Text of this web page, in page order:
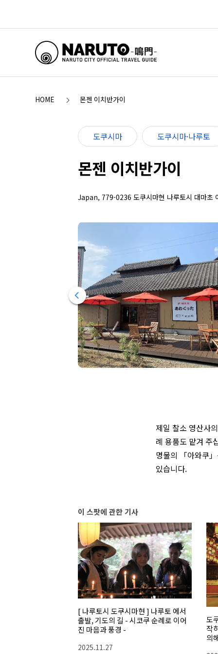
HOME 몬젠 이치반가이
도쿠시마 도쿠시마·나루토
몬젠 이치반가이
Japan, 779-0236 도쿠시마현 나루토시 대마초
제일 찰소 영산사
례 용품도 맡겨 주
명물의 「아와쿠
있습니다.
이 스팟에 관한 기사
[ 나루토시 도쿠시마현 ] 나루토 에서
출발, 기도의 길 - 시코쿠 순례로 이어
진 마음과 풍경 -
2025.11.27
도
작
의